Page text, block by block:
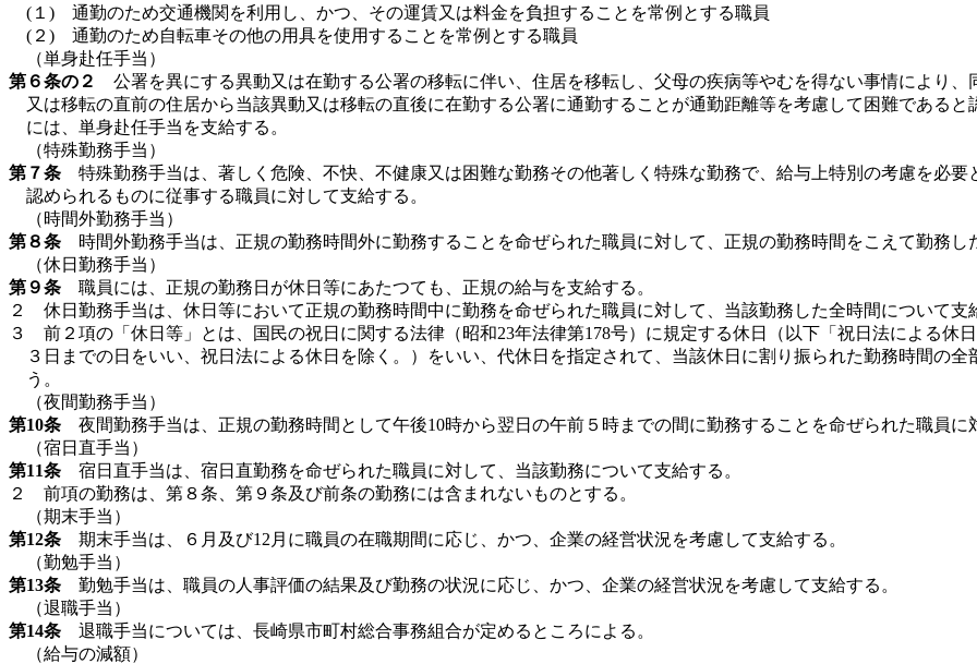
(１) 通勤のため交通機関を利用し、かつ、その運賃又は料金を負担することを常例とする職員
(２) 通勤のため自転車その他の用具を使用することを常例とする職員
（単身赴任手当）
第６条の２
公署を異にする異動又は在勤する公署の移転に伴い、住居を移転し、父母の疾病等やむを得ない事情により
又は移転の直前の住居から当該異動又は移転の直後に在勤する公署に通勤することが通勤距離等を考慮して困難である
には、単身赴任手当を支給する。
（特殊勤務手当）
第７条 特殊勤務手当は、著しく危険、不快、不健康又は困難な勤務その他著しく特殊な勤務で、給与上特別の考慮を必
認められるものに従事する職員に対して支給する。
（時間外勤務手当）
第８条 時間外勤務手当は、正規の勤務時間外に勤務することを命ぜられた職員に対して、正規の勤務時間をこえて勤務し
（休日勤務手当）
第９条 職員には、正規の勤務日が休日等にあたつても、正規の給与を支給する。
２ 休日勤務手当は、休日等において正規の勤務時間中に勤務を命ぜられた職員に対して、当該勤務した全時間について支
３ 前２項の「休日等」とは、国民の祝日に関する法律（昭和23年法律第178号）に規定する休日（以下「祝日法による休
３日までの日をいい、祝日法による休日を除く。）をいい、代休日を指定されて、当該休日に割り振られた勤務時間の
う。
（夜間勤務手当）
第10条 夜間勤務手当は、正規の勤務時間として午後10時から翌日の午前５時までの間に勤務することを命ぜられた職員
（宿日直手当）
第11条 宿日直手当は、宿日直勤務を命ぜられた職員に対して、当該勤務について支給する。
２ 前項の勤務は、第８条、第９条及び前条の勤務には含まれないものとする。
（期末手当）
第12条 期末手当は、６月及び12月に職員の在職期間に応じ、かつ、企業の経営状況を考慮して支給する。
（勤勉手当）
第13条 勤勉手当は、職員の人事評価の結果及び勤務の状況に応じ、かつ、企業の経営状況を考慮して支給する。
（退職手当）
第14条 退職手当については、長崎県市町村総合事務組合が定めるところによる。
（給与の減額）